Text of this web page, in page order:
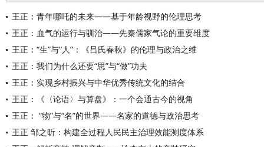
王正：青年哪吒的未来——基于年龄视野的伦理思考
王正：血气的运行与驯治——先秦儒家气论的重要维度
王正：“生”与“人”：《吕氏春秋》的伦理与政治之维
王正：我们为什么还要“思”与“做”功夫
王正：实现乡村振兴与中华优秀传统文化的结合
王正：《〈论语〉与算盘》：一个会通古今的视角
王正： “物”与“名”的世界——名家的道德与政治思考
王正 邹之昕：构建全过程人民民主治理效能测度体系